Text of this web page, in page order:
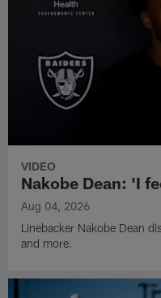
VIDEO
Nakobe Dean: 'I
Aug 04, 2026
Linebacker Nakobe Dean
and more.